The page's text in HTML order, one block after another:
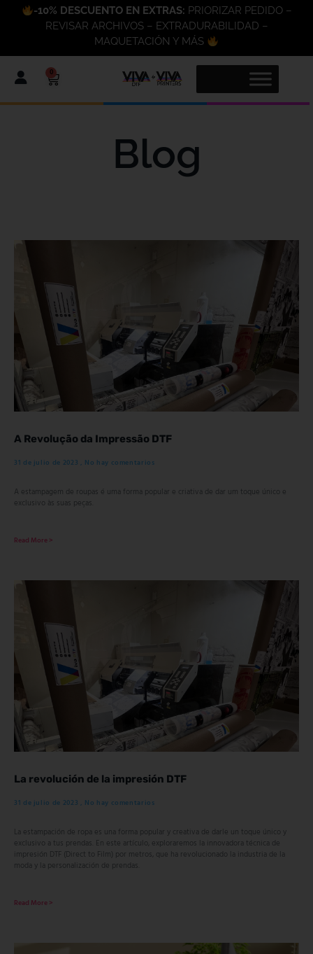
-10% DESCUENTO EN EXTRAS: PRIORIZAR PEDIDO –
REVISAR ARCHIVOS – EXTRADURABILIDAD –
MAQUETACIÓN Y MÁS
0
Blog
A Revolução da Impressão DTF
31 de julio de 2023 No hay comentarios
A estampagem de roupas é uma forma popular e criativa de dar um toque único e
exclusivo às suas peças.
Read More >
La revolución de la impresión DTF
31 de julio de 2023 No hay comentarios
La estampación de ropa es una forma popular y creativa de darle un toque único y
exclusivo a tus prendas. En este artículo, exploraremos la innovadora técnica de
impresión DTF (Direct to Film) por metros, que ha revolucionado la industria de la
moda y la personalización de prendas.
Read More >